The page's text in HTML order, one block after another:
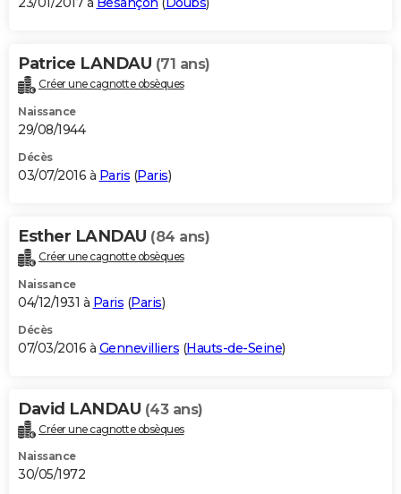
Patrice LANDAU (71 ans)
Créer une cagnotte obsèques
Naissance
29/08/1944
Décès
03/07/2016 à Paris (Paris)
Esther LANDAU (84 ans)
Créer une cagnotte obsèques
Naissance
04/12/1931 à Paris (Paris)
Décès
07/03/2016 à Gennevilliers (Hauts-de-Seine)
David LANDAU (43 ans)
Créer une cagnotte obsèques
Naissance
30/05/1972